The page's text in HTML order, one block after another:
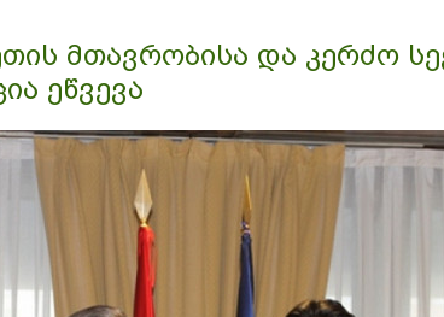
მთავრობისა და კერძო
ეწვევა